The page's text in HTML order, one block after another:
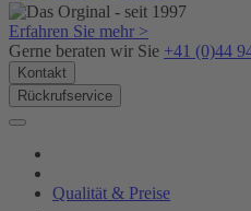
Erfahren Sie mehr >
Gerne beraten wir Sie +41 (0)44
Kontakt
Rückrufservice
Qualität & Preise